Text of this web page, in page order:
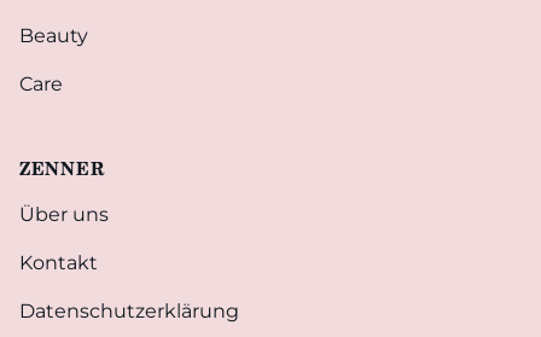
Beauty
Care
ZENNER
Über uns
Kontakt
Datenschutzerklärung